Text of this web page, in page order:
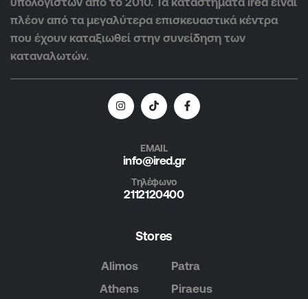
πλέον από τα μεγαλύτερα επισκευαστικά κέντρα
που έχουν καταξιωθεί στην συνείδηση των
καταναλωτών.
EMAIL
info@ired.gr
Τηλέφωνο
2112120400
Stores
Alimos
Athens
Patra
Piraeus